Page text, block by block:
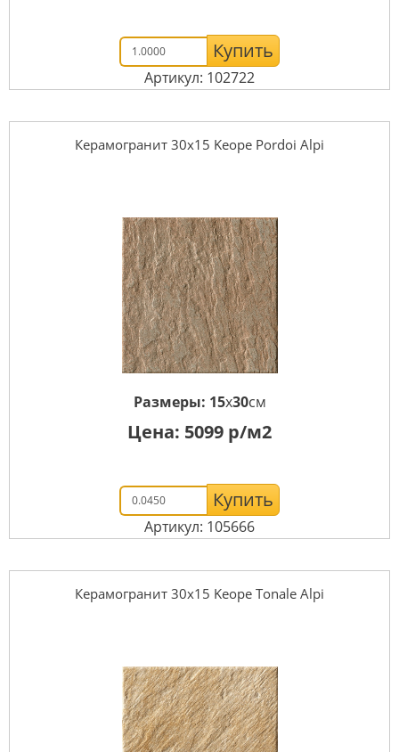
Купить
Артикул: 102722
Керамогранит 30x15 Keope Pordoi Alpi
Размеры: 15x30см
Цена: 5099 р/м2
Купить
Артикул: 105666
Керамогранит 30x15 Keope Tonale Alpi